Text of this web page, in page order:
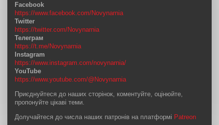
Facebook
https://www.facebook.com/Novynarnia
Twitter
https://twitter.com/Novynarnia
Телеграм
https://t.me/Novynarnia
Instagram
https://www.instagram.com/novynarnia/
YouTube
https://www.youtube.com/@Novynarnia
Приєднуйтеся до наших сторінок, коментуйте, оцінюйте,
пропонуйте цікаві теми.
Долучайтеся до числа наших патронів на платформі Patreon